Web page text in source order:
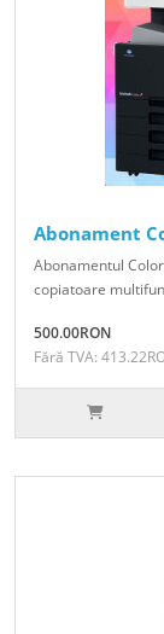
Abonament
Abonamentul
copiatoare
500.00RON
Fără TVA: